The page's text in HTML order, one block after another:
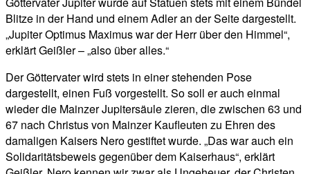
Blitze in der Hand und einem Adler an der Seite dargestellt.
„Jupiter Optimus Maximus war der Herr über den Himmel“,
erklärt Geißler – „also über alles.“
Der Göttervater wird stets in einer stehenden Pose
dargestellt, einen Fuß vorgestellt. So soll er auch einmal
wieder die Mainzer Jupitersäule zieren, die zwischen 63 und
67 nach Christus von Mainzer Kaufleuten zu Ehren des
damaligen Kaisers Nero gestiftet wurde. „Das war auch ein
Solidaritätsbeweis gegenüber dem Kaiserhaus“, erklärt